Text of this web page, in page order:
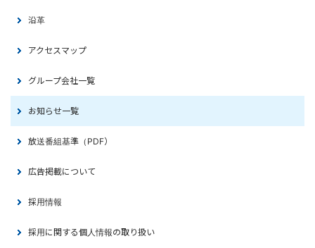
沿革
アクセスマップ
グループ会社一覧
お知らせ一覧
放送番組基準（PDF）
広告掲載について
採用情報
採用に関する個人情報の取り扱い